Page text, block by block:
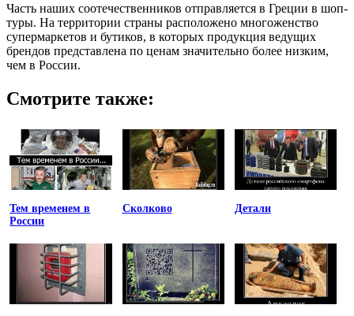
Часть наших соотечественников отправляется в Греции в шоп-
туры. На территории страны расположено многоженство
супермаркетов и бутиков, в которых продукция ведущих
брендов представлена по ценам значительно более низким,
чем в России.
Смотрите также:
Тем временем в
России
Сколково Детали